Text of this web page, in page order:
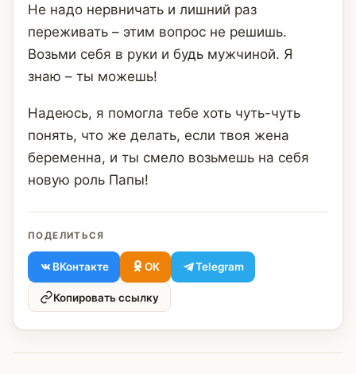
Не надо нервничать и лишний раз
переживать – этим вопрос не решишь.
Возьми себя в руки и будь мужчиной. Я
знаю – ты можешь!
Надеюсь, я помогла тебе хоть чуть-чуть
понять, что же делать, если твоя жена
беременна, и ты смело возьмешь на себя
новую роль Папы!
ПОДЕЛИТЬСЯ
ВКонтакте ОК Telegram
Копировать ссылку